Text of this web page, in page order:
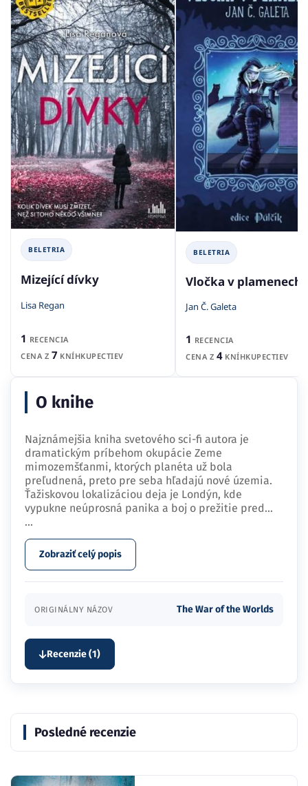
BELETRIA
Mizející dívky
Lisa Regan
1 RECENCIA
CENA Z 7 KNÍHKUPECTIEV
BELETRIA
Vločka v plamenech
Jan Č. Galeta
1 RECENCIA
CENA Z 4KNÍHKUPECTIEV
O knihe
Najznámejšia kniha svetového sci-fi autora je
dramatickým príbehom okupácie Zeme
mimozemšťanmi, ktorých planéta už bola
preľudnená, preto pre seba hľadajú nové územia.
Ťažiskovou lokalizáciou deja je Londýn, kde
vypukne neúprosná panika a boj o prežitie pred…
...
Zobraziť celý popis
ORIGINÁLNY NÁZOV The War of the Worlds
Recenzie (1)
Posledné recenzie